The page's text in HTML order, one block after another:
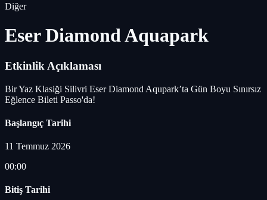
Diğer
Eser Diamond Aquapark
Etkinlik Açıklaması
Bir Yaz Klasiği Silivri Eser Diamond Aqupark’ta Gün Boyu Sınırsız
Eğlence Bileti Passo'da!
Başlangıç Tarihi
11 Temmuz 2026
00:00
Bitiş Tarihi